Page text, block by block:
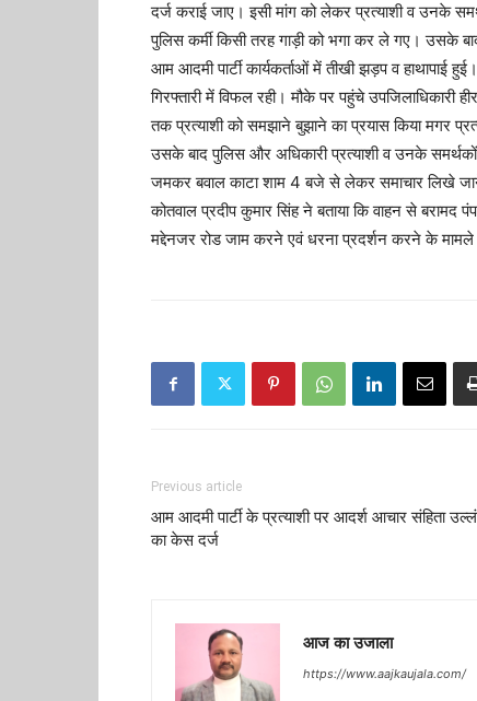
दर्ज कराई जाए। इसी मांग को लेकर प्रत्याशी व उनके
पुलिस कर्मी किसी तरह गाड़ी को भगा कर ले गए। उसके
आम आदमी पार्टी कार्यकर्ताओं में तीखी झड़प व हाथापाई
गिरफ्तारी में विफल रही। मौके पर पहुंचे उपजिलाधिकारी
तक प्रत्याशी को समझाने बुझाने का प्रयास किया मगर
उसके बाद पुलिस और अधिकारी प्रत्याशी व उनके
जमकर बवाल काटा शाम 4 बजे से लेकर समाचार लिखे
कोतवाल प्रदीप कुमार सिंह ने बताया कि वाहन से
मद्देनजर रोड जाम करने एवं धरना प्रदर्शन करने के
Previous article
आम आदमी पार्टी के प्रत्याशी पर आदर्श आचार संहिता
का केस दर्ज
आज का उजाला
https://www.aajkaujala.com/